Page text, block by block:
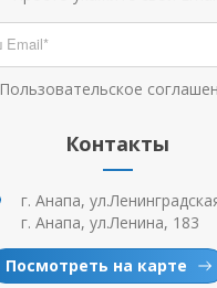
Пользовательское
Контакты
г. Анапа,
г. Анапа, ул.Ленина, 183
Посмотреть на карте